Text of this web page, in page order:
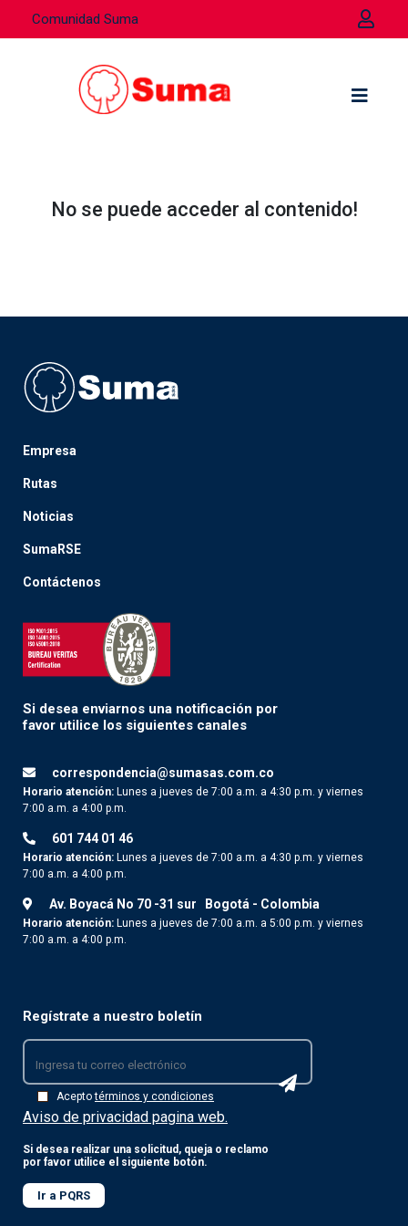
Comunidad Suma
No se puede acceder al contenido!
Empresa
Rutas
Noticias
SumaRSE
Contáctenos
Si desea enviarnos una notificación por
favor utilice los siguientes canales
correspondencia@sumasas.com.co
Horario atención: Lunes a jueves de 7:00 a.m. a 4:30 p.m. y viernes
7:00 a.m. a 4:00 p.m.
601 744 01 46
Horario atención: Lunes a jueves de 7:00 a.m. a 4:30 p.m. y viernes
7:00 a.m. a 4:00 p.m.
Av. Boyacá No 70 -31 sur Bogotá - Colombia
Horario atención: Lunes a jueves de 7:00 a.m. a 5:00 p.m. y viernes
7:00 a.m. a 4:00 p.m.
Regístrate a nuestro boletín
Aceptotérminos y condiciones
Aviso de privacidad pagina web.
Si desea realizar una solicitud, queja o reclamo
por favor utilice el siguiente botón.
Ir a PQRS